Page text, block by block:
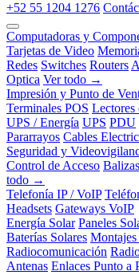
+52 55 1204 1276
Computadoras y
Tarjetas de Video
Redes Switches Routers
Optica Ver todo →
Impresión y Punto de
Terminales POS Lectores
UPS / Energía UPS PDU
Pararrayos Cables
Seguridad y
Control de Acceso
todo →
Telefonía IP / VoIP
Headsets Gateways VoIP
Energía Solar Paneles
Baterías Solares
Radiocomunicación
Antenas Enlaces Punto a